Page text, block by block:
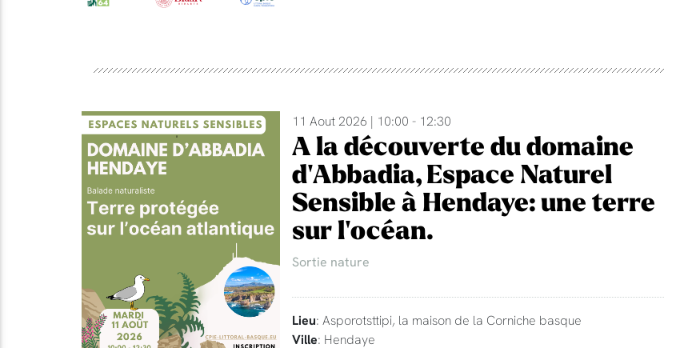
11 Aout 2026 | 10:00 - 12:30
A la découverte du domaine
d'Abbadia, Espace Naturel
Sensible à Hendaye: une terre
sur l'océan.
Sortie nature
Lieu: Asporotsttipi, la maison de la Corniche basque
Ville: Hendaye